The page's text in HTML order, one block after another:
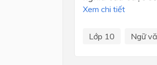
Xem chi tiết
Lớp 10 Ngữ